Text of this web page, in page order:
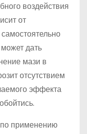
воздействия
от
дать
мази в
отсутствием
эффекта